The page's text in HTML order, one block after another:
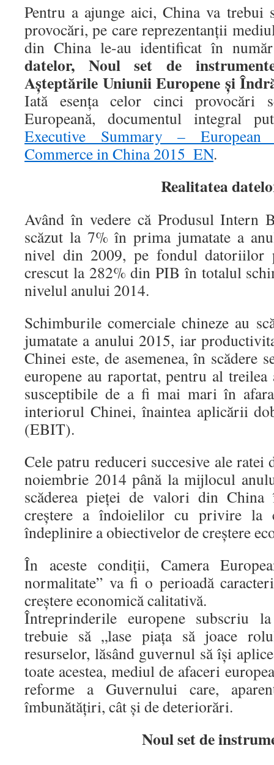
Pentru a ajunge aici, China va trebui
provocări, pe care reprezentanţii
din China le-au identificat în
datelor, Noul set de
Aşteptările Uniunii Europene şi
Iată esenţa celor cinci provocări
Europeană, documentul integral
Executive Summary –
Commerce in China 2015_EN.
Realitatea
Având în vedere că Produsul Intern
scăzut la 7% în prima jumatate a
nivel din 2009, pe fondul datoriilor
crescut la 282% din PIB în totalul
nivelul anului 2014.
Schimburile comerciale chineze au
jumatate a anului 2015, iar
Chinei este, de asemenea, în scădere
europene au raportat, pentru al
susceptibile de a fi mai mari în
interiorul Chinei, înaintea aplicării
(EBIT).
Cele patru reduceri succesive ale ratei
noiembrie 2014 până la mijlocul
scăderea pieţei de valori din China
creştere a îndoielilor cu privire la
îndeplinire a obiectivelor de creştere
În aceste condiţii, Camera
normalitate” va fi o perioadă
creştere economică calitativă.
Întreprinderile europene subscriu
trebuie să „lase piaţa să joace
resurselor, lăsând guvernul să îşi
toate acestea, mediul de afaceri
reforme a Guvernului care,
îmbunătăţiri, cât şi de deteriorări.
Noul set de